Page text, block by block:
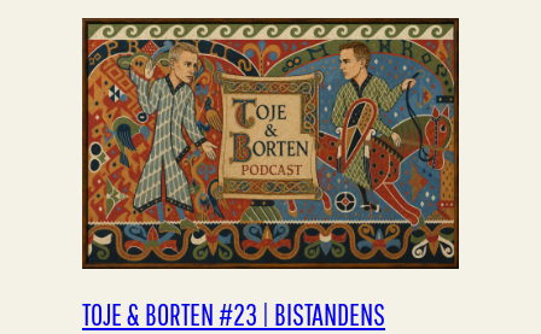
TOJE & BORTEN #23 | BISTANDENS